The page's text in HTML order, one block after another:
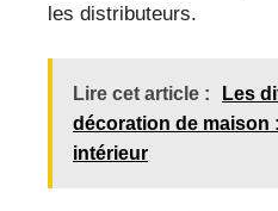
les distributeurs.
Lire cet article :
Les
décoration de maison
intérieur